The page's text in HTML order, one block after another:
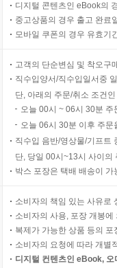
디지털 콘텐츠인 eBook의
중고상품의 경우 출고 완료
모바일 쿠폰의 경우 유효기
고객의 단순변심 및 착오구
직수입양서/직수입일서중
단, 아래의 주문/취소 조건
오늘 00시 ~ 06시 30분
오늘 06시 30분 이후 주
직수입 음반/영상물/기프트
단, 당일 00시~13시 사이의
박스 포장은 택배 배송이
소비자의 책임 있는 사유로
소비자의 사용, 포장 개봉
복제가 가능한 상품 등의
소비자의 요청에 따라 개별
디지털 컨텐츠인 eBook,